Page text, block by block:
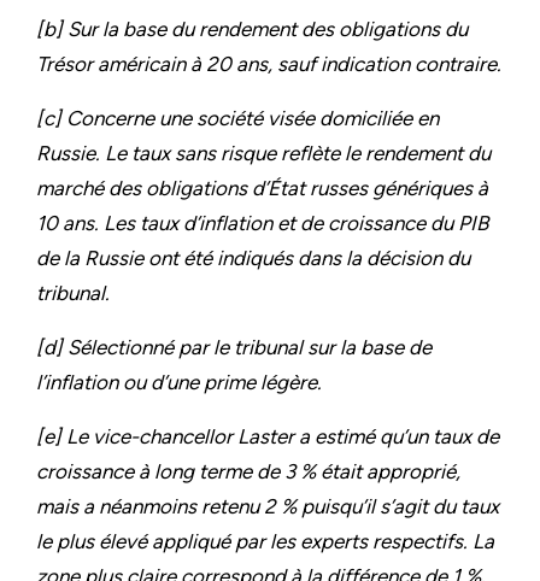
[b] Sur la base du rendement des obligations du
Trésor américain à 20 ans, sauf indication contraire.
[c] Concerne une société visée domiciliée en
Russie. Le taux sans risque reflète le rendement du
marché des obligations d’État russes génériques à
10 ans. Les taux d’inflation et de croissance du PIB
de la Russie ont été indiqués dans la décision du
tribunal.
[d] Sélectionné par le tribunal sur la base de
l’inflation ou d’une prime légère.
[e] Le vice-chancellor Laster a estimé qu’un taux de
croissance à long terme de 3 % était approprié,
mais a néanmoins retenu 2 % puisqu’il s’agit du taux
le plus élevé appliqué par les experts respectifs. La
zone plus claire correspond à la différence de 1 %.